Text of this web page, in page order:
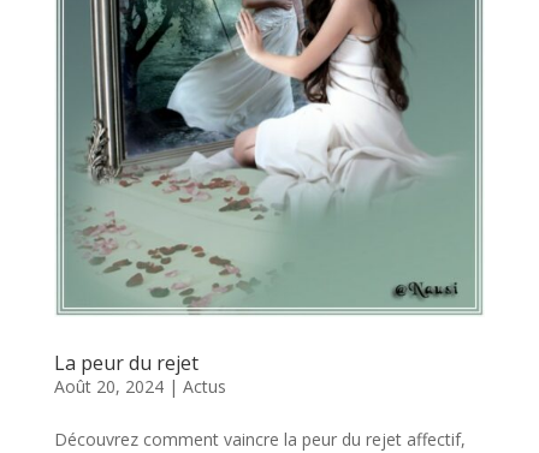
La peur du rejet
Août 20, 2024| Actus
Découvrez comment vaincre la peur du rejet affectif,